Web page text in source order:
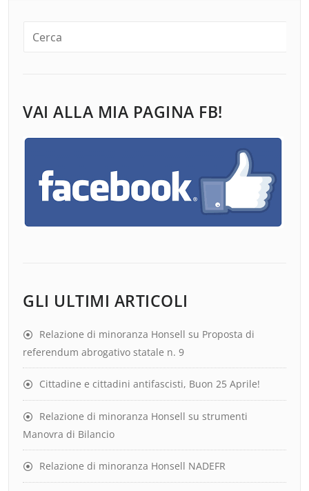
VAI ALLA MIA PAGINA FB!
GLI ULTIMI ARTICOLI
Relazione di minoranza Honsell su Proposta di
referendum abrogativo statale n. 9
Cittadine e cittadini antifascisti, Buon 25 Aprile!
Relazione di minoranza Honsell su strumenti
Manovra di Bilancio
Relazione di minoranza Honsell NADEFR